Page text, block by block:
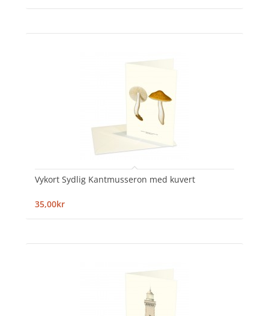
Vykort Sydlig Kantmusseron med kuvert
35,00kr